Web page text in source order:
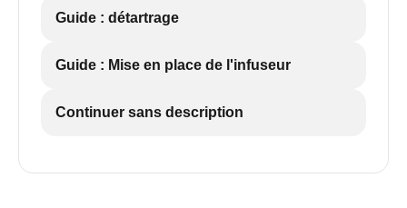
Guide : détartrage
Guide : Mise en place de l'infuseur
Continuer sans description